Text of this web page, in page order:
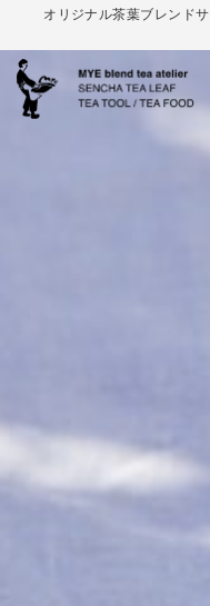
オリジナル茶葉ブレンド